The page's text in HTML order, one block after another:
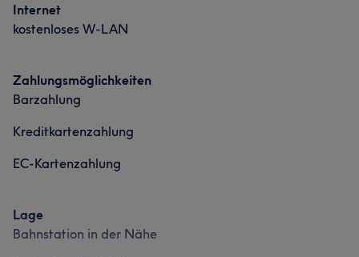
Was unsere Kunden über Tamara sagen
Herzlich 12
Professionell
Internet
kostenloses W-LAN
Zahlungsmöglichkeiten
Barzahlung
Kreditkartenzahlung
EC-Kartenzahlung
Lage
Bahnstation in der Nähe